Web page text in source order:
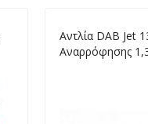
Αντλία DAB Jet
Αναρρόφησης